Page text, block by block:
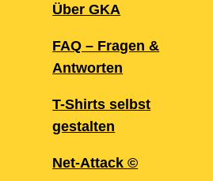
Über GKA
FAQ – Fragen &
Antworten
T-Shirts selbst
gestalten
Net-Attack ©